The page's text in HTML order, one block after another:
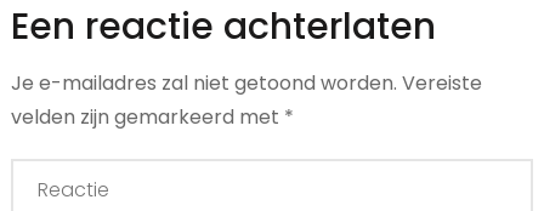
Een reactie achterlaten
Je e-mailadres zal niet getoond worden. Vereiste
velden zijn gemarkeerd met *